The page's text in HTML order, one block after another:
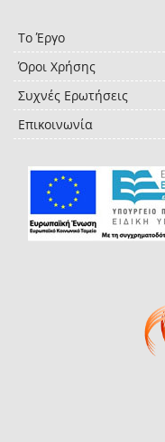
Το Έργο
Όροι Χρήσης
Συχνές Ερωτήσεις
Επικοινωνία